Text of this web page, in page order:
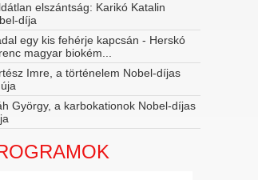
elszántság: Karikó Katalin
díja
egy kis fehérje kapcsán - Herskó
magyar biokém...
Imre, a történelem Nobel-díjas
György, a karbokationok Nobel-díjas